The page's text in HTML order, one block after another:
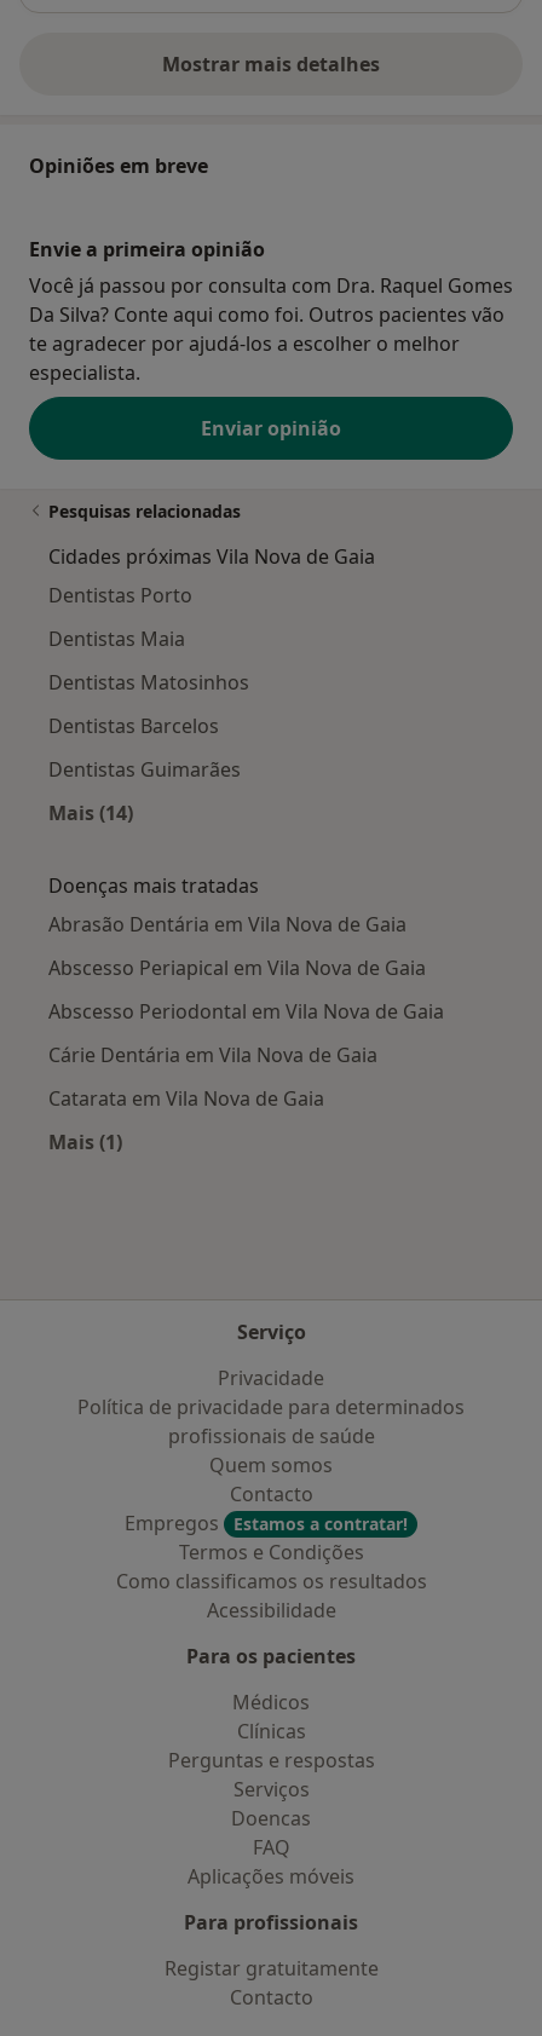
Mostrar mais detalhes
sobre o endereço
Opiniões em breve
Envie a primeira opinião
Você já passou por consulta com Dra. Raquel Gomes
Da Silva? Conte aqui como foi. Outros pacientes vão
te agradecer por ajudá-los a escolher o melhor
especialista.
Enviar opinião
Pesquisas relacionadas
Cidades próximas Vila Nova de Gaia
Dentistas Porto
Dentistas Maia
Dentistas Matosinhos
Dentistas Barcelos
Dentistas Guimarães
Mais (14)
Doenças mais tratadas
Abrasão Dentária em Vila Nova de Gaia
Abscesso Periapical em Vila Nova de Gaia
Abscesso Periodontal em Vila Nova de Gaia
Cárie Dentária em Vila Nova de Gaia
Catarata em Vila Nova de Gaia
Mais (1)
Serviço
Privacidade
Política de privacidade para determinados
profissionais de saúde
Quem somos
Contacto
Empregos
Estamos a contratar!
Termos e Condições
Como classificamos os resultados
Acessibilidade
Para os pacientes
Médicos
Clínicas
Perguntas e respostas
Serviços
Doencas
FAQ
Aplicações móveis
Para profissionais
Registar gratuitamente
Contacto